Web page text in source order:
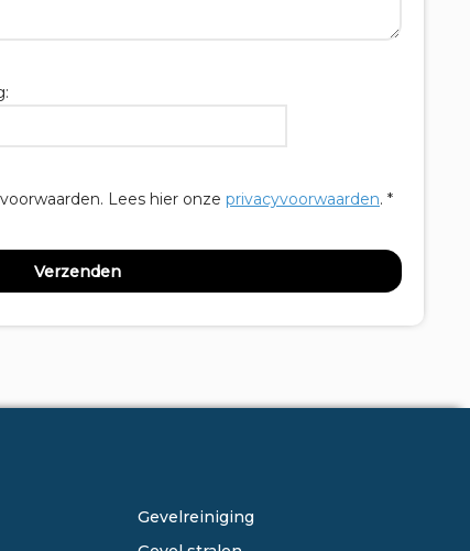
Lees hier onze privacyvoorwaarden. *
Gevelreiniging